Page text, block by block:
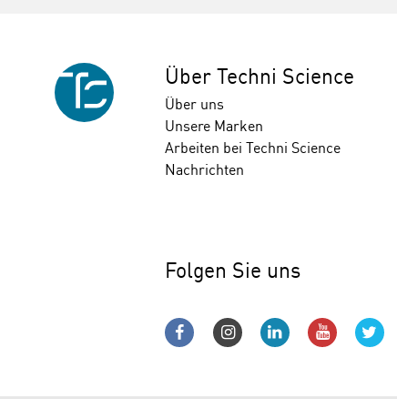
Über Techni Science
Über uns
Unsere Marken
Arbeiten bei Techni Science
Nachrichten
Folgen Sie uns